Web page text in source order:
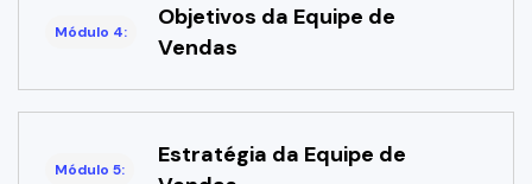
Módulo 4:
Objetivos da Equipe de
Vendas
Módulo 5:
Estratégia da Equipe de